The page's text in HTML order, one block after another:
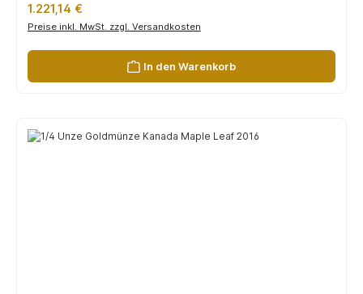
Regulärer Preis:
1.221,14 €
Preise inkl. MwSt. zzgl. Versandkosten
In den Warenkorb